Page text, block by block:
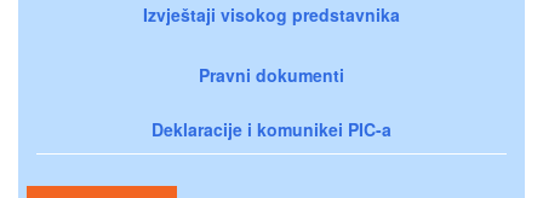
Izvještaji visokog predstavnika
Pravni dokumenti
Deklaracije i komunikei PIC-a